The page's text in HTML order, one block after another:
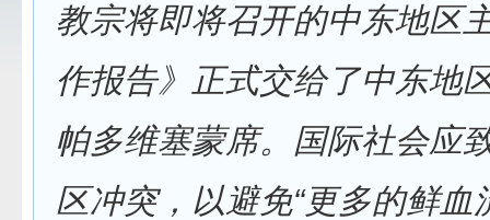
教宗将即将召开的中东地区
作报告》正式交给了中东地
帕多维塞蒙席。国际社会应
区冲突，以避免“更多的鲜血